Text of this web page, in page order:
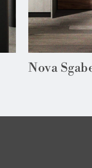
Nova